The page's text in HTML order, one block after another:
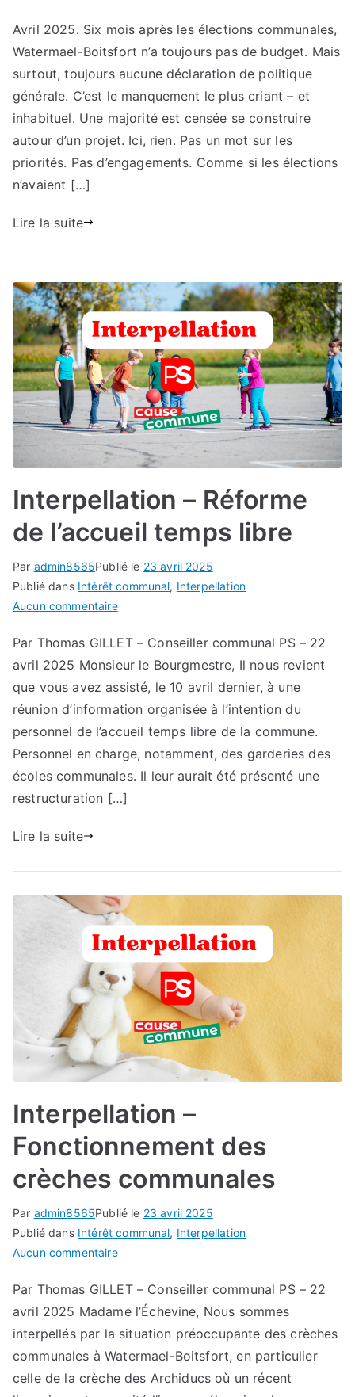
1170
–
Avril 2025. Six mois après les élections communales,
Watermael-Boitsfort n’a toujours pas de budget. Mais
surtout, toujours aucune déclaration de politique
générale. C’est le manquement le plus criant – et
inhabituel. Une majorité est censée se construire
autour d’un projet. Ici, rien. Pas un mot sur les
priorités. Pas d’engagements. Comme si les élections
n’avaient […]
Lire la suite
Interpellation – Réforme
de l’accueil temps libre
Par admin8565Publié le 23 avril 2025
Publié dans Intérêt communal, Interpellation
Aucun commentairesur
–
Réforme
de
l’accueil
temps
Par Thomas GILLET – Conseiller communal PS – 22
avril 2025 Monsieur le Bourgmestre, Il nous revient
que vous avez assisté, le 10 avril dernier, à une
réunion d’information organisée à l’intention du
personnel de l’accueil temps libre de la commune.
Personnel en charge, notamment, des garderies des
écoles communales. Il leur aurait été présenté une
restructuration […]
Lire la suite
Interpellation –
Fonctionnement des
crèches communales
Par admin8565Publié le 23 avril 2025
Publié dans Intérêt communal, Interpellation
Aucun commentairesur
–
Fonctionnement
des
crèches
communales
Par Thomas GILLET – Conseiller communal PS – 22
avril 2025 Madame l’Échevine, Nous sommes
interpellés par la situation préoccupante des crèches
communales à Watermael-Boitsfort, en particulier
celle de la crèche des Archiducs où un récent